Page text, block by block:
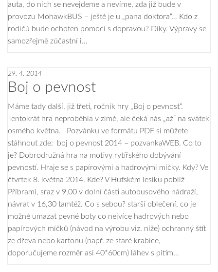
auta, do nich se nevejdeme a nevíme, zda již bude v
provozu MohawkBUS – ještě je u „pana doktora“… Kdo z
rodičů bude ochoten pomoci s dopravou? Díky. Výpravy se
samozřejmě zúčastní i…
29. 4. 2014
Boj o pevnost
Máme tady další, již třetí, ročník hry „Boj o pevnost“.
Tentokrát hra neproběhla v zimě, ale čeká nás „až“ na svátek
osmého května. Pozvánku ve formátu PDF si můžete
stáhnout zde: boj o pevnost 2014 – pozvankaWEB. Co to
je? Dobrodružná hra na motivy rytířského dobývání
pevností. Hraje se s papírovými a hadrovými míčky. Kdy? Ve
čtvrtek 8. května 2014. Kde? V Huťském lesíku poblíž
Příbrami, sraz v 9,00 v dolní části autobusového nádraží,
návrat v 16,30 tamtéž. Co s sebou? starší oblečení, co je
možné umazat pevné boty co nejvíce hadrových nebo
papírových míčků (návod na výrobu viz. níže) ochranný štít
ze dřeva nebo kartonu (např. ze staré krabice,
doporučujeme rozměr asi 40*60cm) láhev s pitím…